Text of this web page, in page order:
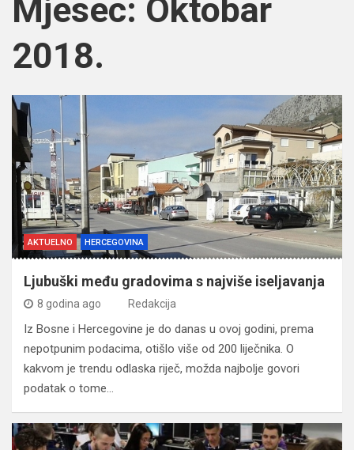
Mjesec: Oktobar
2018.
AKTUELNO HERCEGOVINA
Ljubuški među gradovima s najviše iseljavanja
8 godina ago Redakcija
Iz Bosne i Hercegovine je do danas u ovoj godini, prema
nepotpunim podacima, otišlo više od 200 liječnika. O
kakvom je trendu odlaska riječ, možda najbolje govori
podatak o tome…